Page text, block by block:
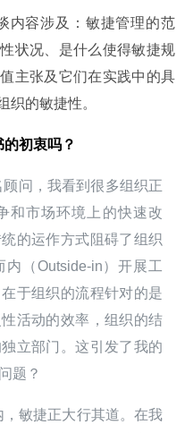
状况、是什么使得敏捷规
主张及它们在实践中的具
织的敏捷性。
初衷吗？
顾问，我看到很多组织正
和市场环境上的快速改
的运作方式阻碍了组织
（Outside-in）开展工
于组织的流程针对的是
活动的效率，组织的结
立部门。这引发了我的
题？
敏捷正大行其道。在我